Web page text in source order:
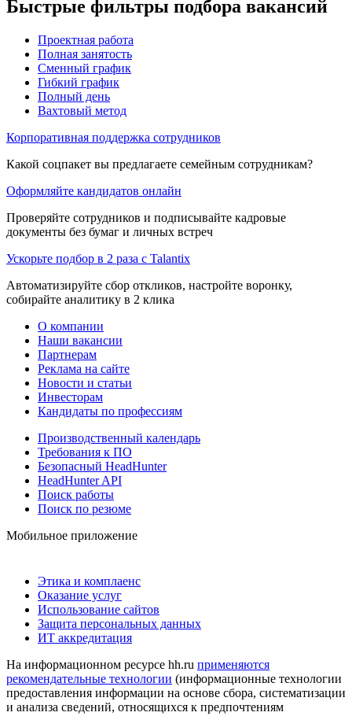
Быстрые фильтры подбора вакансий
Проектная работа
Полная занятость
Сменный график
Гибкий график
Полный день
Вахтовый метод
Корпоративная поддержка сотрудников
Какой соцпакет вы предлагаете семейным сотрудникам?
Оформляйте кандидатов онлайн
Проверяйте сотрудников и подписывайте кадровые
документы без бумаг и личных встреч
Ускорьте подбор в 2 раза с Talantix
Автоматизируйте сбор откликов, настройте воронку,
собирайте аналитику в 2 клика
О компании
Наши вакансии
Партнерам
Реклама на сайте
Новости и статьи
Инвесторам
Кандидаты по профессиям
Производственный календарь
Требования к ПО
Безопасный HeadHunter
HeadHunter API
Поиск работы
Поиск по резюме
Мобильное приложение
Этика и комплаенс
Оказание услуг
Использование сайтов
Защита персональных данных
ИТ аккредитация
На информационном ресурсе hh.ru применяются
рекомендательные технологии (информационные технологии
предоставления информации на основе сбора, систематизации
и анализа сведений, относящихся к предпочтениям